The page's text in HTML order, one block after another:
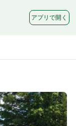
アプリで開く